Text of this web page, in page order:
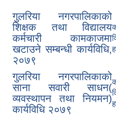
गुलरिया नगरपालिकाको
शिक्षक तथा विद्यालय
कर्मचारी कामकाजमा
खटाउने सम्बन्धी कार्यविधि,
२०७९
गुलरिया नगरपालिकाको
साना सवारी साधन(
व्यवस्थापन तथा नियमन)
कार्यविधि २०७९